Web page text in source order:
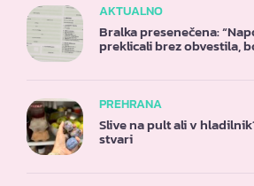
AKTUALNO
Bralka presenečena:
preklicali brez obvestila,
PREHRANA
Slive na pult ali v
stvari